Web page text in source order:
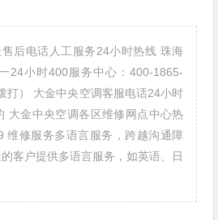
后电话人工服务24小时热线 珠海
24小时400服务中心：400-1865-
打） 大金中央空调客服电话24小时
大金中央空调各区维修网点中心热
维修服务多语言服务，跨越沟通障
客户提供多语言服务，如英语、日